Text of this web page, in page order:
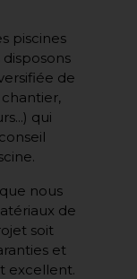
piscines
de
qui
nous
de
soit
et
excellent.